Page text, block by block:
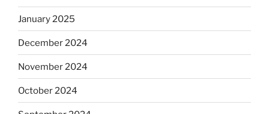
January 2025
December 2024
November 2024
October 2024